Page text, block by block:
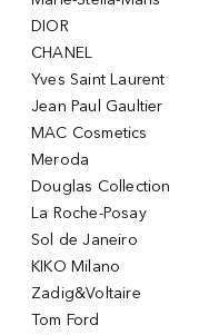
DIOR
CHANEL
Yves Saint Laurent
Jean Paul Gaultier
MAC Cosmetics
Meroda
Douglas Collection
La Roche-Posay
Sol de Janeiro
KIKO Milano
Zadig&Voltaire
Tom Ford